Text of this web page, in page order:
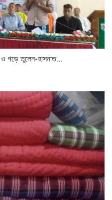
ও গড়ে তুলেন-হাসনাত...